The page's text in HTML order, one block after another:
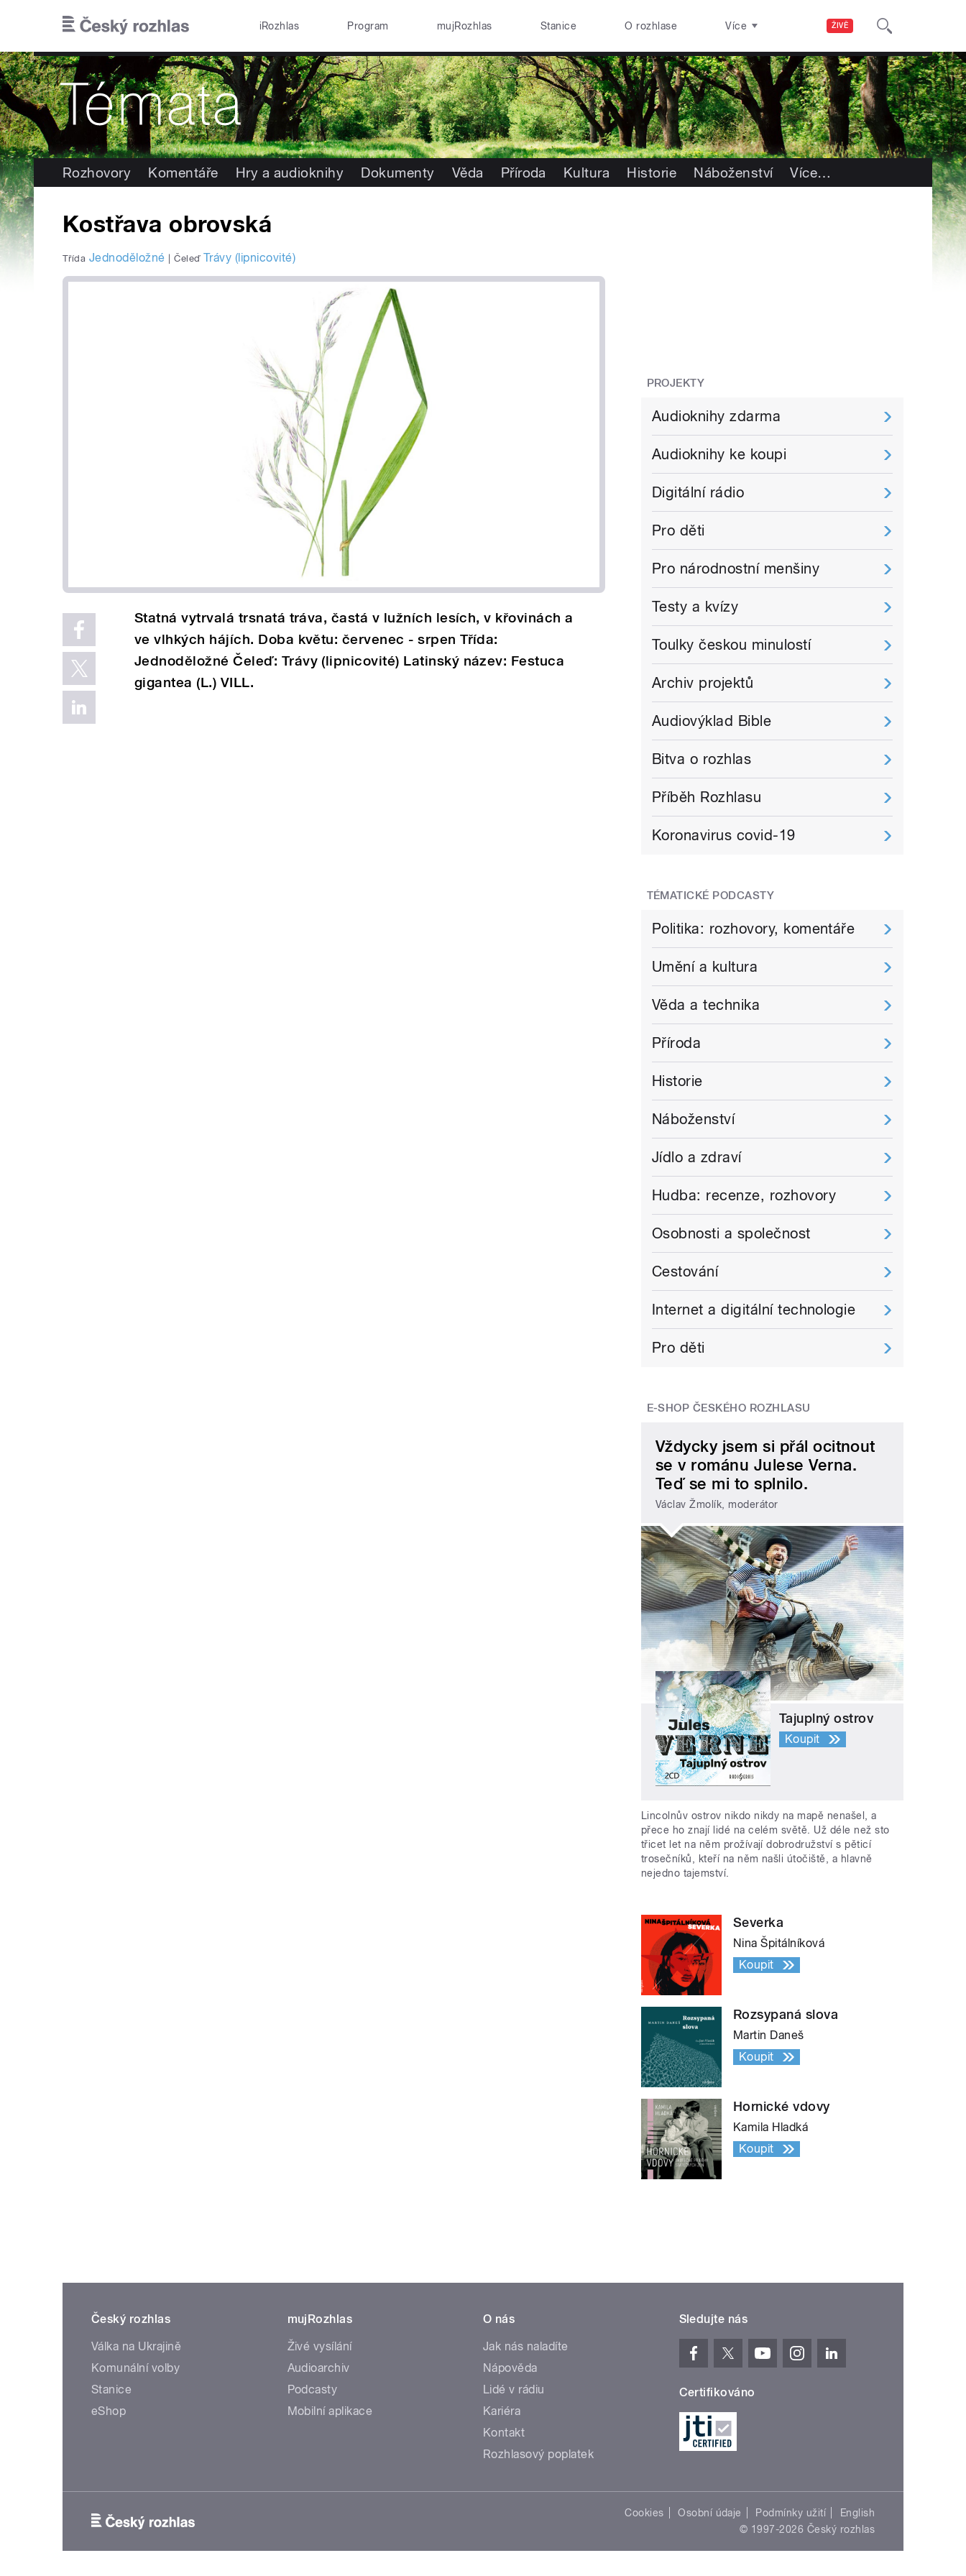
ŽIVĚ
iRozhlas Program mujRozhlas Stanice O rozhlase Více
Rozhovory Komentáře Hry a audioknihy Dokumenty Věda Příroda Kultura Historie Náboženství Více…
Kostřava obrovská
Třída Jednoděložné Čeleď Trávy (lipnicovité)
Statná vytrvalá trsnatá tráva, častá v lužních lesích, v křovinách a
ve vlhkých hájích. Doba květu: červenec - srpen Třída:
Jednoděložné Čeleď: Trávy (lipnicovité) Latinský název: Festuca
gigantea (L.) VILL.
PROJEKTY
Audioknihy zdarma
Audioknihy ke koupi
Digitální rádio
Pro děti
Pro národnostní menšiny
Testy a kvízy
Toulky českou minulostí
Archiv projektů
Audiovýklad Bible
Bitva o rozhlas
Příběh Rozhlasu
Koronavirus covid-19
TÉMATICKÉ PODCASTY
Politika: rozhovory, komentáře
Umění a kultura
Věda a technika
Příroda
Historie
Náboženství
Jídlo a zdraví
Hudba: recenze, rozhovory
Osobnosti a společnost
Cestování
Internet a digitální technologie
Pro děti
E-SHOP ČESKÉHO ROZHLASU
Vždycky jsem si přál ocitnout
se v románu Julese Verna.
Teď se mi to splnilo.
Václav Žmolík, moderátor
Tajuplný ostrov
Koupit
Lincolnův ostrov nikdo nikdy na mapě nenašel, a
přece ho znají lidé na celém světě. Už déle než sto
třicet let na něm prožívají dobrodružství s pěticí
trosečníků, kteří na něm našli útočiště, a hlavně
nejedno tajemství.
Severka
Nina Špitálníková
Koupit
Rozsypaná slova
Martin Daneš
Koupit
Hornické vdovy
Kamila Hladká
Koupit
Český rozhlas
Válka na Ukrajině
Komunální volby
Stanice
eShop
mujRozhlas
Živé vysílání
Audioarchiv
Podcasty
Mobilní aplikace
O nás
Jak nás naladíte
Nápověda
Lidé v rádiu
Kariéra
Kontakt
Rozhlasový poplatek
Sledujte nás
Certifikováno
Cookies Osobní údaje Podmínky užití
English
© 1997-2026 Český rozhlas